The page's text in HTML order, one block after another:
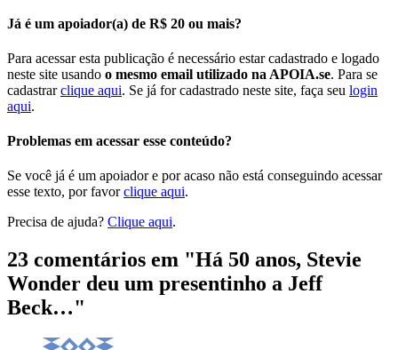
Já é um apoiador(a) de R$ 20 ou mais?
Para acessar esta publicação é necessário estar cadastrado e logado
neste site usando o mesmo email utilizado na APOIA.se. Para se
cadastrarclique aqui. Se já for cadastrado neste site, faça seu login
aqui.
Problemas em acessar esse conteúdo?
Se você já é um apoiador e por acaso não está conseguindo acessar
esse texto, por favorclique aqui.
Precisa de ajuda? Clique aqui.
23 comentários em "Há 50 anos, Stevie
Wonder deu um presentinho a Jeff
Beck…"